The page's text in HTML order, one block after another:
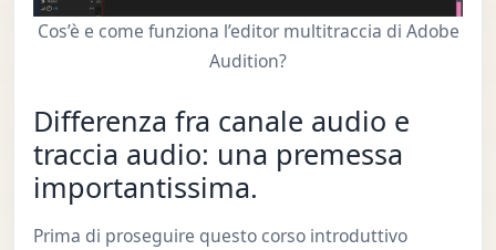
Cos’è e come funziona l’editor multitraccia di Adobe
Audition?
Differenza fra canale audio e
traccia audio: una premessa
importantissima.
Prima di proseguire questo corso introduttivo